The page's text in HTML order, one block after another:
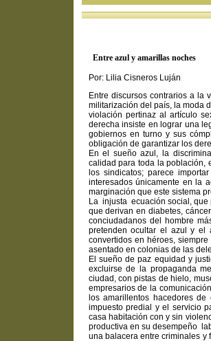
Entre azul y amarillas noches
Por: Lilia Cisneros Luján
Entre discursos contrarios a la
militarización del país, la moda
violación pertinaz al artículo
derecha insiste en lograr una
gobiernos en turno y sus
obligación de garantizar los
En el sueño azul, la
calidad para toda la población,
los sindicatos; parece
interesados únicamente en la
marginación que este sistema
La injusta ecuación social, que
que derivan en diabetes,
conciudadanos del hombre
pretenden ocultar el azul y el
convertidos en héroes,
asentado en colonias de las
El sueño de paz equidad y
excluirse de la propaganda
ciudad, con pistas de hielo,
empresarios de la
los amarillentos hacedores
impuesto predial y el servicio
casa habitación con y sin
productiva en su desempeño
una balacera entre criminales y